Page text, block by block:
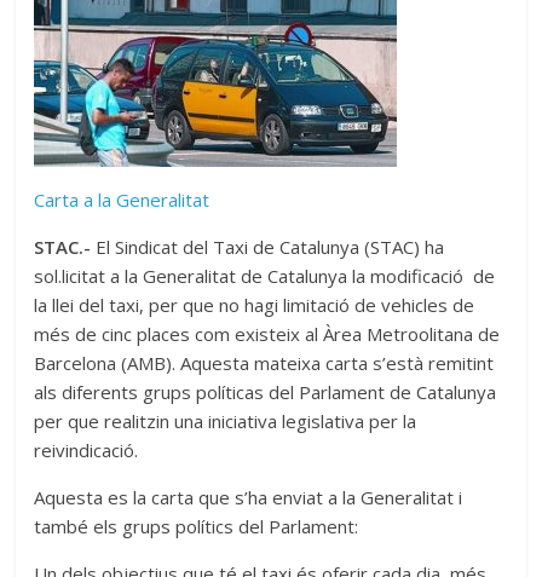
Carta a la Generalitat
STAC.- El Sindicat del Taxi de Catalunya (STAC) ha
sol.licitat a la Generalitat de Catalunya la modificació de
la llei del taxi, per que no hagi limitació de vehicles de
més de cinc places com existeix al Àrea Metroolitana de
Barcelona (AMB). Aquesta mateixa carta s’està remitint
als diferents grups políticas del Parlament de Catalunya
per que realitzin una iniciativa legislativa per la
reivindicació.
Aquesta es la carta que s’ha enviat a la Generalitat i
també els grups polítics del Parlament: